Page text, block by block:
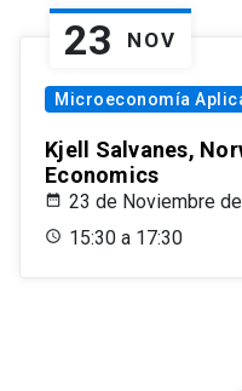
23 NOV
Microeconomía
Kjell Salvanes,
Economics
23 de Noviembre
15:30 a 17:30